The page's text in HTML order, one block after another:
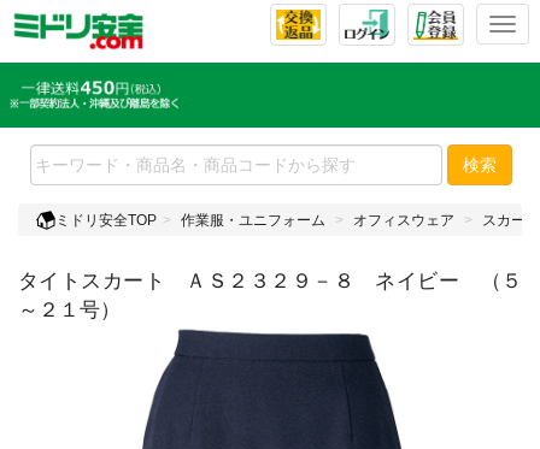
T
l
e
n
v
g
検索
ミドリ安全TOP 作業服・ユニフォーム オフィスウェア スカート
タイトスカート ＡＳ２３２９－８ ネイビー （５
～２１号）